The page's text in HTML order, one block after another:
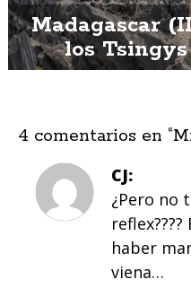
Madagascar
los
4 comentarios en “
CJ
¿Pero no
haber
viena…